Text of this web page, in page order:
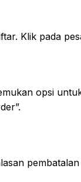
Klik pada
opsi